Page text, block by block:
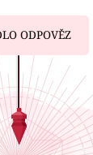
ODPOVĚZ